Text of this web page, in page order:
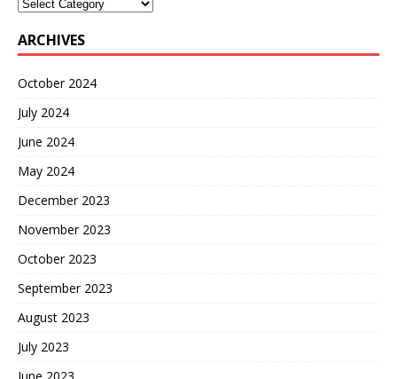
ARCHIVES
October 2024
July 2024
June 2024
May 2024
December 2023
November 2023
October 2023
September 2023
August 2023
July 2023